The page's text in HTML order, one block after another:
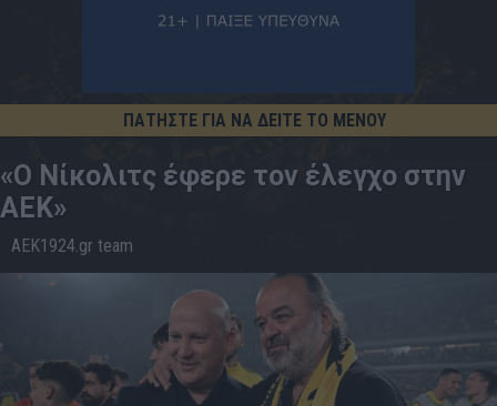
ΠΑΤΗΣΤΕ ΓΙΑ ΝΑ ΔΕΙΤΕ ΤΟ ΜΕΝΟΥ
14:42
«Ο Νίκολιτς έφερε τον έλεγχο στην
ΑΕΚ»
AEK1924.gr team